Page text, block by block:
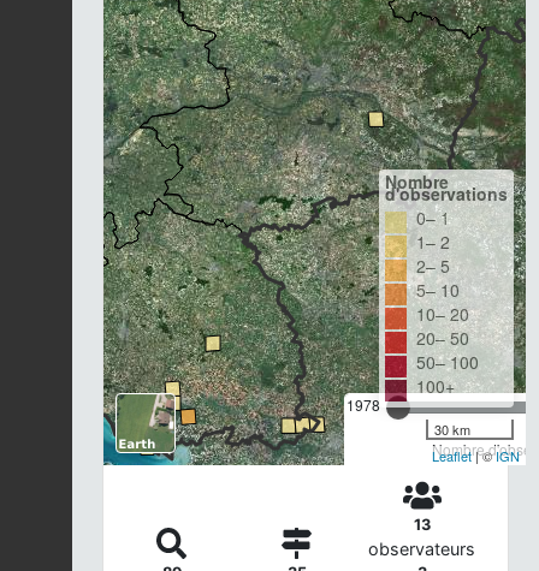
1978
Nombre
Nombre
d'observations
0– 1
1– 2
2– 5
5– 10
10– 20
20– 50
50– 100
100+
30 km
Leaflet| ©IGN
13
observateurs